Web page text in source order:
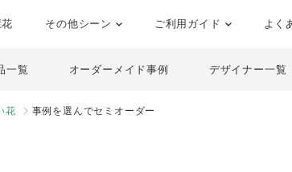
その他シーン ご利用ガイド よく
一覧 オーダーメイド事例 デザイナー一覧
花 事例を選んでセミオーダー